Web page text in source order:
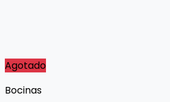
Agotado
Bocinas